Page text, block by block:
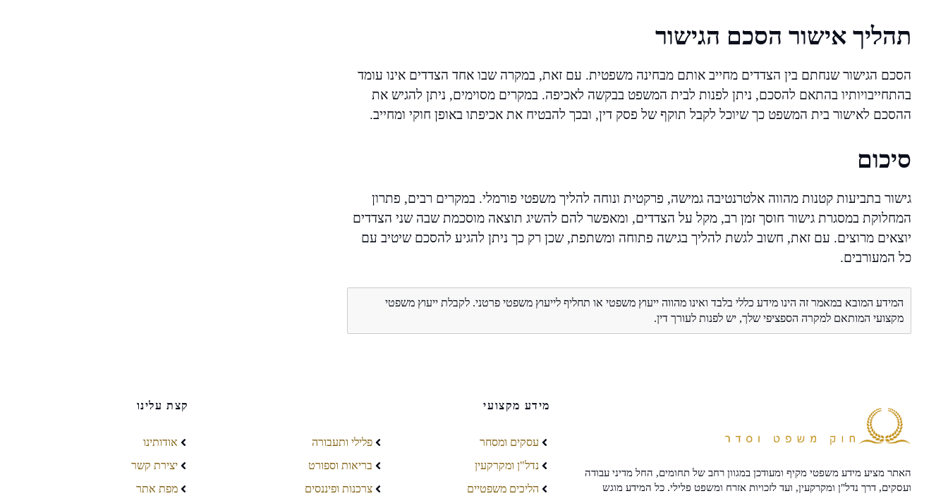
תהליך אישור הסכם הגישור
הסכם הגישור שנחתם בין הצדדים מחייב אותם מבחינה משפטית. עם זאת, במקרה שבו אחד הצדדים אינו עומד
בהתחייבויותיו בהתאם להסכם, ניתן לפנות לבית המשפט בבקשה לאכיפה. במקרים מסוימים, ניתן להגיש את
ההסכם לאישור בית המשפט כך שיוכל לקבל תוקף של פסק דין, ובכך להבטיח את אכיפתו באופן חוקי ומחייב.
סיכום
גישור בתביעות קטנות מהווה אלטרנטיבה גמישה, פרקטית ונוחה להליך משפטי פורמלי. במקרים רבים, פתרון
המחלוקת במסגרת גישור חוסך זמן רב, מקל על הצדדים, ומאפשר להם להשיג תוצאה מוסכמת שבה שני הצדדים
יוצאים מרוצים. עם זאת, חשוב לגשת להליך בגישה פתוחה ומשתפת, שכן רק כך ניתן להגיע להסכם שיטיב עם
כל המעורבים.
המידע המובא במאמר זה הינו מידע כללי בלבד ואינו מהווה ייעוץ משפטי או תחליף לייעוץ משפטי פרטני. לקבלת ייעוץ משפטי
מקצועי המותאם למקרה הספציפי שלך, יש לפנות לעורך דין.
האתר מציע מידע משפטי מקיף ומעודכן במגוון רחב של תחומים, החל מדיני עבודה
ועסקים, דרך נדל"ן ומקרקעין, ועד לזכויות אזרח ומשפט פלילי. כל המידע מוגש
מידע מקצועי
עסקים ומסחר
נדל"ן ומקרקעין
הליכים משפטיים
פלילי ותעבורה
בריאות וספורט
צרכנות ופיננסים
קצת עלינו
אודותינו
יצירת קשר
מפת אתר